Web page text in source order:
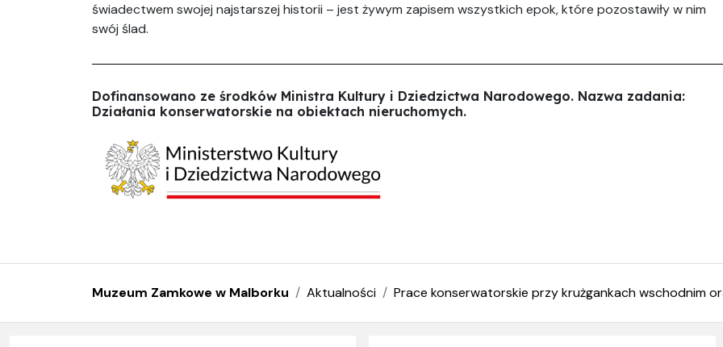
świadectwem swojej najstarszej historii – jest żywym zapisem wszystkich epok, które pozostawiły w nim
swój ślad.
Dofinansowano ze środków Ministra Kultury i Dziedzictwa Narodowego. Nazwa zadania:
Działania konserwatorskie na obiektach nieruchomych.
Muzeum Zamkowe w Malborku Aktualności Prace konserwatorskie przy krużgankach wschodnim